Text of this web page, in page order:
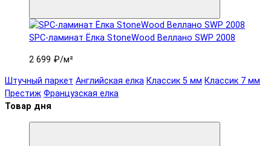
SPC-ламинат Ëлка StoneWood Веллано SWP 2008
2 699 ₽/м²
Штучный паркет Английская елка Классик 5 мм Классик 7 мм
Престиж Французская елка
Товар дня